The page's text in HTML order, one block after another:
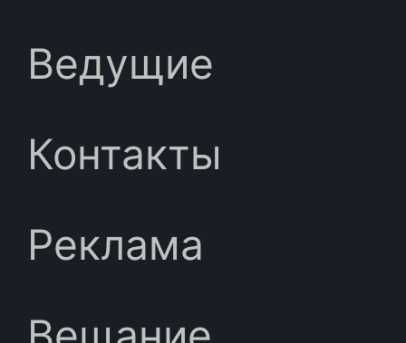
Ведущие
Контакты
Реклама